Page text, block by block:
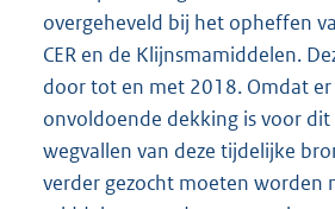
overgeheveld bij het opheffen
CER en de Klijnsmamiddelen.
door tot en met 2018. Omdat
onvoldoende dekking is voor
wegvallen van deze tijdelijke
verder gezocht moeten worden